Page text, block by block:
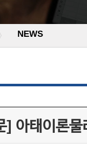
NEWS
] 아태이론